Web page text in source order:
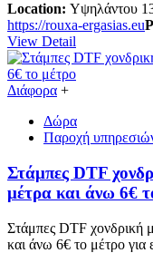
Location: Υψηλάντου
https://rouxa-ergasias.eu
View Detail
Διάφορα +
Δώρα
Παροχή
Στάμπες DTF
μέτρα και άνω 6€
Στάμπες DTF χονδρική
και άνω 6€ το μέτρο για